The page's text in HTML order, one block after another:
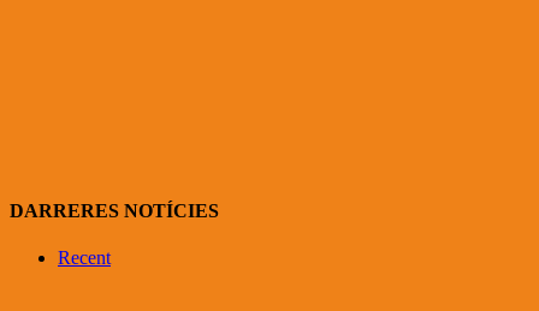
DARRERES NOTÍCIES
Recent